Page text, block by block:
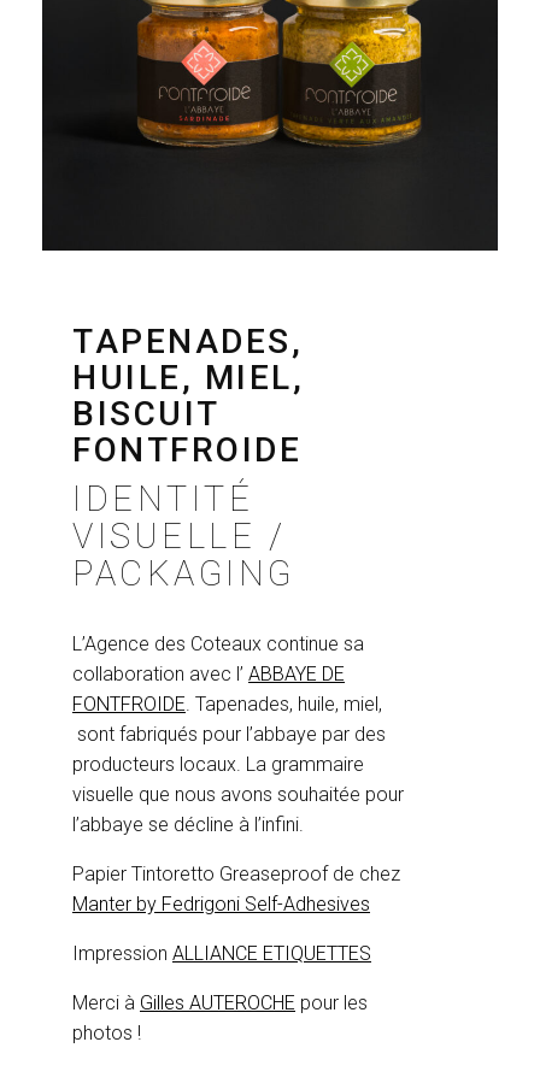
TAPENADES,
HUILE, MIEL,
BISCUIT
FONTFROIDE
IDENTITÉ
VISUELLE /
PACKAGING
L’Agence des Coteaux continue sa
collaboration avec l’ ABBAYE DE
FONTFROIDE. Tapenades, huile, miel,
sont fabriqués pour l’abbaye par des
producteurs locaux. La grammaire
visuelle que nous avons souhaitée pour
l’abbaye se décline à l’infini.
Papier Tintoretto Greaseproof de chez
Manter by Fedrigoni Self-Adhesives
Impression ALLIANCE ETIQUETTES
Merci à Gilles AUTEROCHE pour les
photos !